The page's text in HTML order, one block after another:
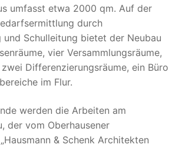
umfasst etwa 2000 qm. Auf der
durch
und Schulleitung bietet der Neubau
vier Versammlungsräume,
Differenzierungsräume, ein Büro
im Flur.
werden die Arbeiten am
der vom Oberhausener
& Schenk Architekten